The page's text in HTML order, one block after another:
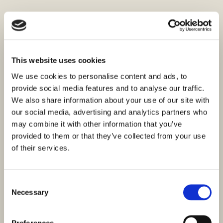
This website uses cookies
We use cookies to personalise content and ads, to
provide social media features and to analyse our traffic.
We also share information about your use of our site with
our social media, advertising and analytics partners who
may combine it with other information that you’ve
provided to them or that they’ve collected from your use
of their services.
Selection
Necessary